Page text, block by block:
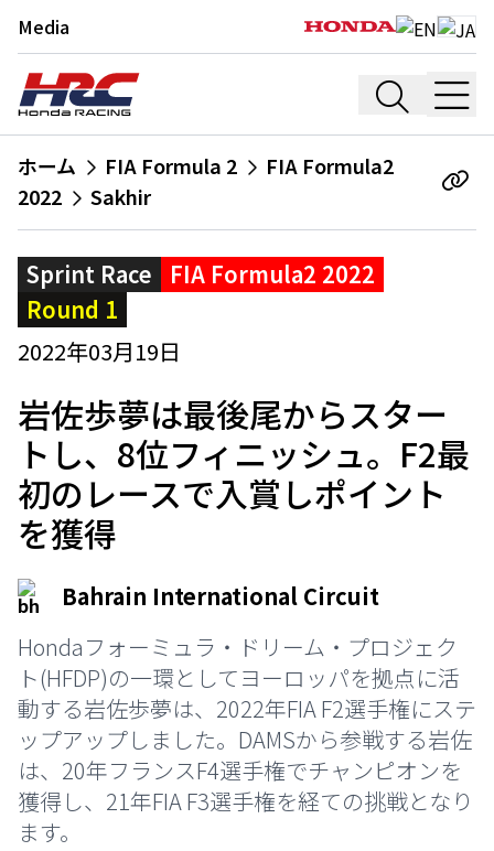
Media
ホーム FIA Formula 2
FIA Formula2
2022
Sakhir
Sprint Race
FIA Formula2 2022
Round 1
2022年03月19日
岩佐歩夢は最後尾からスター
トし、8位フィニッシュ。F2最
初のレースで入賞しポイント
を獲得
Bahrain International Circuit
Hondaフォーミュラ・ドリーム・プロジェク
ト(HFDP)の一環としてヨーロッパを拠点に活
動する岩佐歩夢は、2022年FIA F2選手権にステ
ップアップしました。DAMSから参戦する岩佐
は、20年フランスF4選手権でチャンピオンを
獲得し、21年FIA F3選手権を経ての挑戦となり
ます。